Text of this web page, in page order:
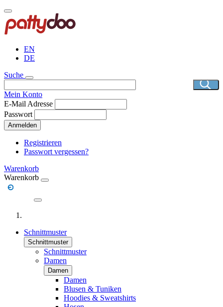
Direkt
zum
Inhalt
EN
DE
Suche
Mein Konto
E-Mail Adresse
Passwort
Anmelden
Registrieren
Passwort vergessen?
Warenkorb
Warenkorb
Schnittmuster
Schnittmuster
Schnittmuster
Damen
Damen
Damen
Blusen & Tuniken
Hoodies & Sweatshirts